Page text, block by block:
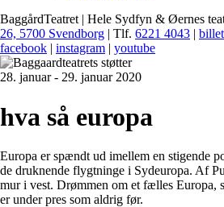
BaggårdTeatret | Hele Sydfyn & Øernes
26, 5700 Svendborg | Tlf. 6221 4043
facebook
instagram youtube
28. januar - 29. januar 2020
hva så europa
Europa er spændt ud imellem en stigende
de druknende flygtninge i Sydeuropa. Af
mur i vest. Drømmen om et fælles Europa,
er under pres som aldrig før.